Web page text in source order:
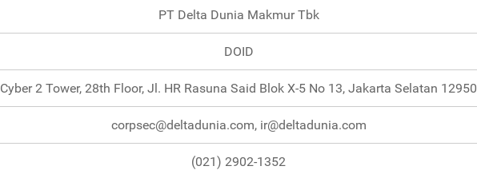
PT Delta Dunia Makmur Tbk
DOID
Cyber 2 Tower, 28th Floor, Jl. HR Rasuna Said Blok X-5 No 13, Jakarta Selatan 12950
corpsec@deltadunia.com, ir@deltadunia.com
(021) 2902-1352